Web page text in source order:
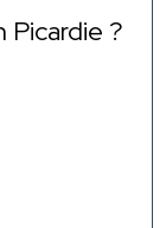
Picardie ?